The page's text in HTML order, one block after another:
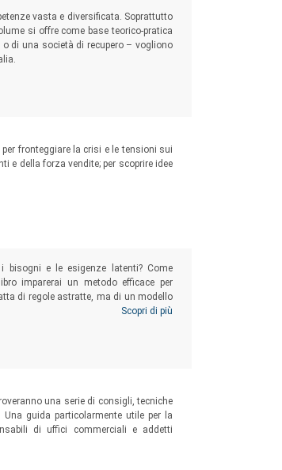
vasta e diversificata. Soprattutto
si offre come base teorico-pratica
di una società di recupero – vogliono
fronteggiare la crisi e le tensioni sui
e della forza vendite; per scoprire idee
bisogni e le esigenze latenti? Come
imparerai un metodo efficace per
di regole astratte, ma di un modello
in cui i tuoi clienti vorrebbero
Scopri di più
una serie di consigli, tecniche
guida particolarmente utile per la
di uffici commerciali e addetti